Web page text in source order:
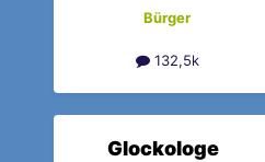
Bürger
132,5k
Glockologe